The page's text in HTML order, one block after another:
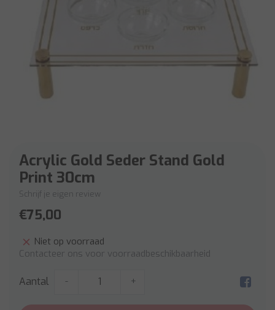
Acrylic Gold Seder Stand Gold
Print 30cm
Schrijf je eigen review
€75,00
Niet op voorraad
Contacteer ons voor voorraadbeschikbaarheid
Aantal - +